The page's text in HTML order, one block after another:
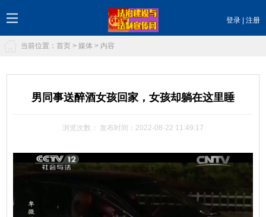
登录 注册
当前位置： 首页 > 媒体 > 内容
男同事送醉酒女孩回家，女孩却躺在这里睡
浏览次数： 发布时间：2022-08-22 11:49:17